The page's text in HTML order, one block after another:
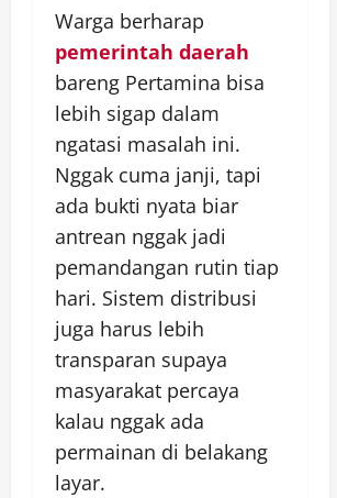
Warga berharap
pemerintah daerah
bareng Pertamina bisa
lebih sigap dalam
ngatasi masalah ini.
Nggak cuma janji, tapi
ada bukti nyata biar
antrean nggak jadi
pemandangan rutin tiap
hari. Sistem distribusi
juga harus lebih
transparan supaya
masyarakat percaya
kalau nggak ada
permainan di belakang
layar.